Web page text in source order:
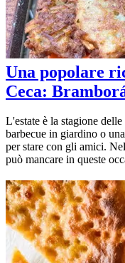
Una popolare
Ceca:
L'estate è la stagione
barbecue in giardino o
per stare con gli amici.
può mancare in queste